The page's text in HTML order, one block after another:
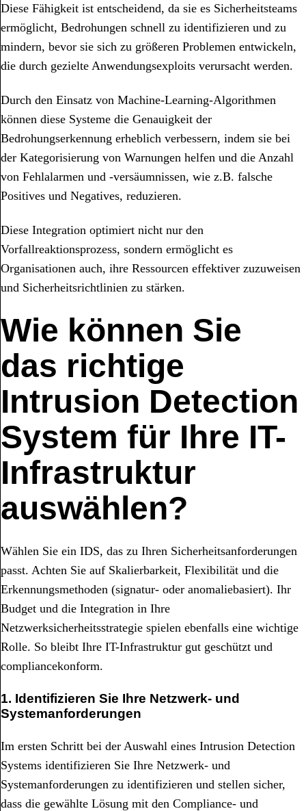
Diese Fähigkeit ist entscheidend, da sie es Sicherheitsteams
ermöglicht, Bedrohungen schnell zu identifizieren und zu
mindern, bevor sie sich zu größeren Problemen entwickeln,
die durch gezielte Anwendungsexploits verursacht werden.
Durch den Einsatz von Machine-Learning-Algorithmen
können diese Systeme die Genauigkeit der
Bedrohungserkennung erheblich verbessern, indem sie bei
der Kategorisierung von Warnungen helfen und die Anzahl
von Fehlalarmen und -versäumnissen, wie z.B. falsche
Positives und Negatives, reduzieren.
Diese Integration optimiert nicht nur den
Vorfallreaktionsprozess, sondern ermöglicht es
Organisationen auch, ihre Ressourcen effektiver zuzuweisen
und Sicherheitsrichtlinien zu stärken.
Wie können Sie
das richtige
Intrusion Detection
System für Ihre IT-
Infrastruktur
auswählen?
Wählen Sie ein IDS, das zu Ihren Sicherheitsanforderungen
passt. Achten Sie auf Skalierbarkeit, Flexibilität und die
Erkennungsmethoden (signatur- oder anomaliebasiert). Ihr
Budget und die Integration in Ihre
Netzwerksicherheitsstrategie spielen ebenfalls eine wichtige
Rolle. So bleibt Ihre IT-Infrastruktur gut geschützt und
compliancekonform.
1. Identifizieren Sie Ihre Netzwerk- und
Systemanforderungen
Im ersten Schritt bei der Auswahl eines Intrusion Detection
Systems identifizieren Sie Ihre Netzwerk- und
Systemanforderungen zu identifizieren und stellen sicher,
dass die gewählte Lösung mit den Compliance- und